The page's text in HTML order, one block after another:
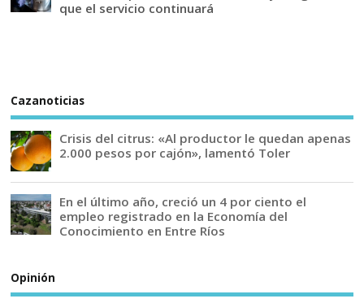
que el servicio continuará
Cazanoticias
Crisis del citrus: «Al productor le quedan apenas
2.000 pesos por cajón», lamentó Toler
En el último año, creció un 4 por ciento el
empleo registrado en la Economía del
Conocimiento en Entre Ríos
Opinión